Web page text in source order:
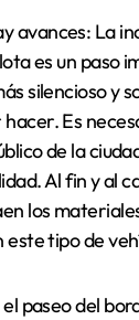
avances: La
es un paso
silencioso y
Es
de la
Al fin y al
los
tipo de
paseo del